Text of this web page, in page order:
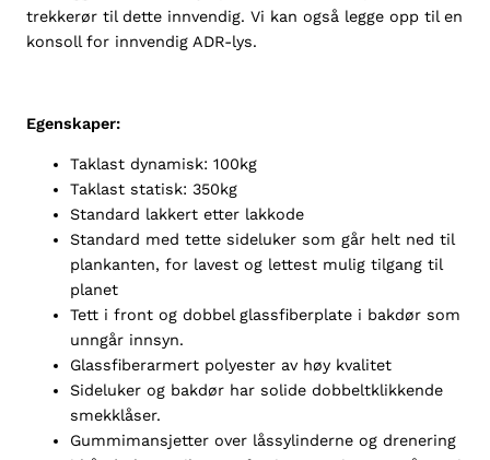
0
1
2
trekkerør til dette innvendig. Vi kan også legge opp til en
konsoll for innvendig ADR-lys.
Egenskaper:
Taklast dynamisk: 100kg
Taklast statisk: 350kg
Standard lakkert etter lakkode
Standard med tette sideluker som går helt ned til
plankanten, for lavest og lettest mulig tilgang til
planet
Tett i front og dobbel glassfiberplate i bakdør som
unngår innsyn.
Glassfiberarmert polyester av høy kvalitet
Sideluker og bakdør har solide dobbeltklikkende
smekklåser.
Gummimansjetter over låssylinderne og drenering